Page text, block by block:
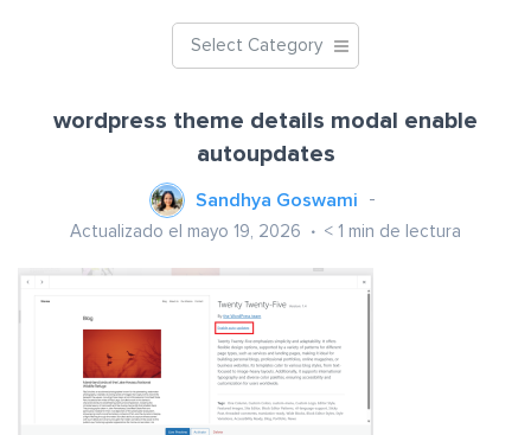
Select Category
wordpress theme details modal enable
autoupdates
Sandhya Goswami
Actualizado el mayo 19, 2026 < 1 min de lectura